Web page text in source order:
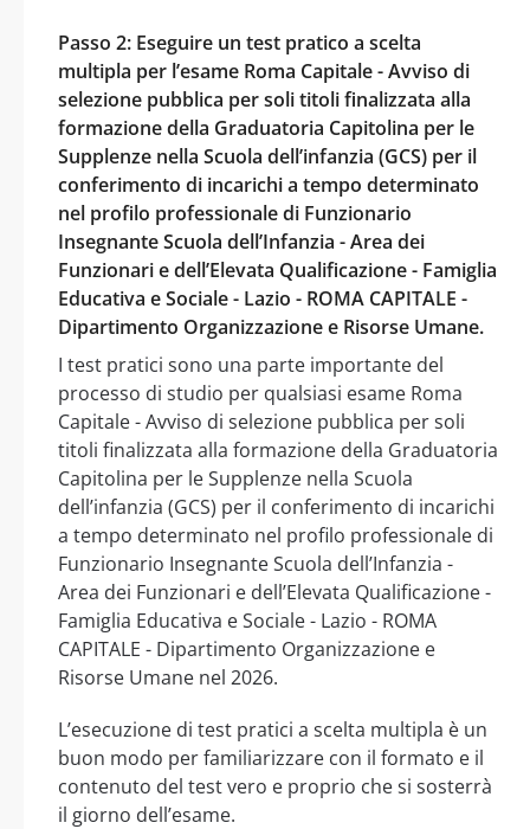
Passo 2: Eseguire un test pratico a scelta
multipla per l’esame Roma Capitale - Avviso di
selezione pubblica per soli titoli finalizzata alla
formazione della Graduatoria Capitolina per le
Supplenze nella Scuola dell’infanzia (GCS) per il
conferimento di incarichi a tempo determinato
nel profilo professionale di Funzionario
Insegnante Scuola dell’Infanzia - Area dei
Funzionari e dell’Elevata Qualificazione - Famiglia
Educativa e Sociale - Lazio - ROMA CAPITALE -
Dipartimento Organizzazione e Risorse Umane.
I test pratici sono una parte importante del
processo di studio per qualsiasi esame Roma
Capitale - Avviso di selezione pubblica per soli
titoli finalizzata alla formazione della Graduatoria
Capitolina per le Supplenze nella Scuola
dell’infanzia (GCS) per il conferimento di incarichi
a tempo determinato nel profilo professionale di
Funzionario Insegnante Scuola dell’Infanzia -
Area dei Funzionari e dell’Elevata Qualificazione -
Famiglia Educativa e Sociale - Lazio - ROMA
CAPITALE - Dipartimento Organizzazione e
Risorse Umane nel 2026.
L’esecuzione di test pratici a scelta multipla è un
buon modo per familiarizzare con il formato e il
contenuto del test vero e proprio che si sosterrà
il giorno dell’esame.